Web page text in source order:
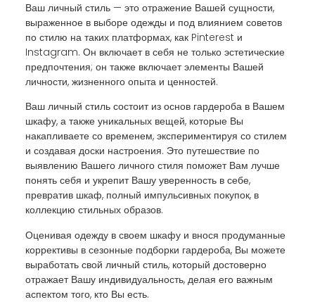
Ваш личный стиль — это отражение Вашей сущности,
выраженное в выборе одежды и под влиянием советов
по стилю на таких платформах, как Pinterest и
Instagram. Он включает в себя не только эстетические
предпочтения; он также включает элементы Вашей
личности, жизненного опыта и ценностей.
Ваш личный стиль состоит из основ гардероба в Вашем
шкафу, а также уникальных вещей, которые Вы
накапливаете со временем, экспериментируя со стилем
и создавая доски настроения. Это путешествие по
выявлению Вашего личного стиля поможет Вам лучше
понять себя и укрепит Вашу уверенность в себе,
превратив шкаф, полный импульсивных покупок, в
коллекцию стильных образов.
Оценивая одежду в своем шкафу и внося продуманные
коррективы в сезонные подборки гардероба, Вы можете
выработать свой личный стиль, который достоверно
отражает Вашу индивидуальность, делая его важным
аспектом того, кто Вы есть.